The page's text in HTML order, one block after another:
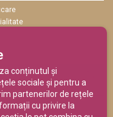
conținutul și
sociale și pentru a
partenerilor de rețele
cu privire la